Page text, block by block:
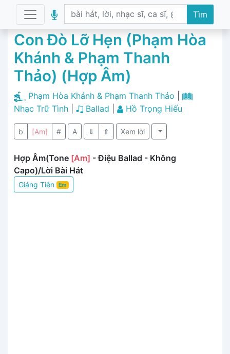
Tìm
Con Đò Lỡ Hẹn (Phạm Hòa
Khánh & Phạm Thanh
Thảo) (Hợp Âm)
Phạm Hòa Khánh & Phạm Thanh Thảo
Nhạc Trữ Tình
Ballad Hồ Trọng Hiếu
b [Am] # A ⇓ ⇑ Xem lời
Hợp Âm(Tone [Am] - Điệu Ballad - Không
Capo)/Lời Bài Hát
Giáng Tiên Em